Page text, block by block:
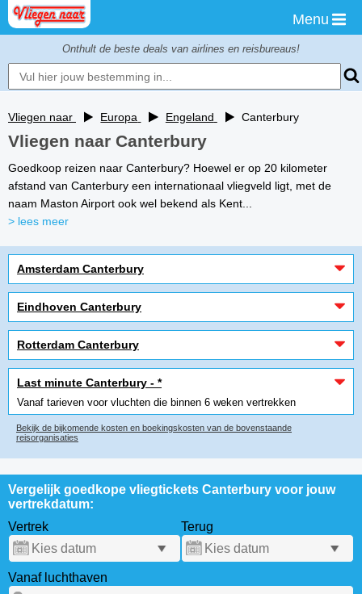
Menu
Onthult de beste deals van airlines en reisbureaus!
Vliegen naar Europa Engeland Canterbury
Vliegen naar Canterbury
Goedkoop reizen naar Canterbury? Hoewel er op 20 kilometer
afstand van Canterbury een internationaal vliegveld ligt, met de
naam Maston Airport ook wel bekend als Kent...
> lees meer
Amsterdam Canterbury
Eindhoven Canterbury
Rotterdam Canterbury
Last minute Canterbury - *
Vanaf tarieven voor vluchten die binnen 6 weken vertrekken
Bekijk de bijkomende kosten en boekingskosten van de bovenstaande
reisorganisaties
Vergelijk goedkope vliegtickets Canterbury voor jouw
vertrekdatum:
Vertrek
Terug
Vanaf luchthaven